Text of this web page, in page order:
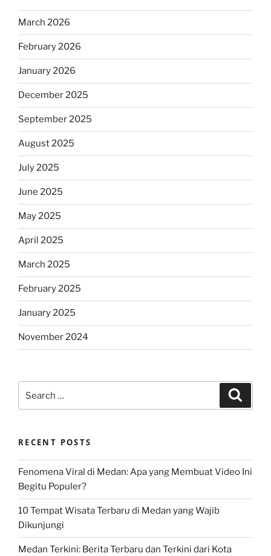
March 2026
February 2026
January 2026
December 2025
September 2025
August 2025
July 2025
June 2025
May 2025
April 2025
March 2025
February 2025
January 2025
November 2024
for:
RECENT POSTS
Fenomena Viral di Medan: Apa yang Membuat Video Ini
Begitu Populer?
10 Tempat Wisata Terbaru di Medan yang Wajib
Dikunjungi
Medan Terkini: Berita Terbaru dan Terkini dari Kota